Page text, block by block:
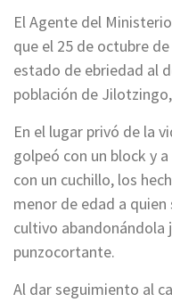
El Agente del
que el 25 de octubre
estado de ebriedad al
población de
En el lugar privó de la
golpeó con un block y
con un cuchillo, los
menor de edad a
cultivo abandonándola
punzocortante.
Al dar seguimiento al